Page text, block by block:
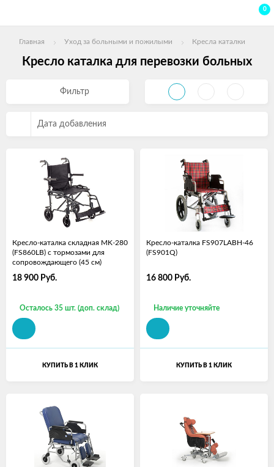
0
Главная Уход за больными и пожилыми Кресла каталки
Кресло каталка для перевозки больных
Фильтр
Дата добавления
Кресло-каталка складная MK-280
(FS860LB) с тормозами для
сопровождающего (45 см)
18 900 Руб.
Осталось 35 шт. (доп. склад)
КУПИТЬ В 1 КЛИК
Кресло-каталка FS907LABH-46
(FS901Q)
16 800 Руб.
Наличие уточняйте
КУПИТЬ В 1 КЛИК